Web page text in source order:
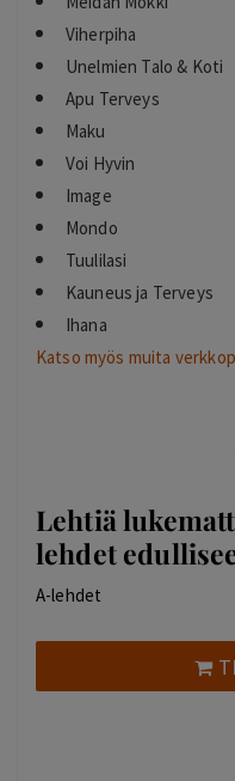
Viherpiha
Unelmien Talo & Koti
Apu Terveys
Maku
Voi Hyvin
Image
Mondo
Tuulilasi
Kauneus ja Terveys
Ihana
Katso myös muita
Lehtiä
lehdet
A-lehdet